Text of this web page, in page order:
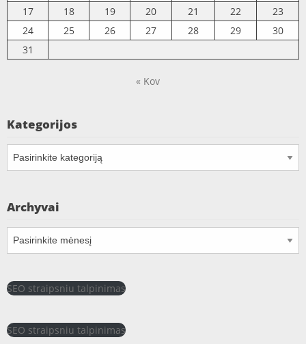
17
18 19 20 21 22
23
24
25 26 27 28 29
30
31
« Kov
Kategorijos
Kategorijos
Archyvai
Archyvai
SEO straipsniu talpinimas
SEO straipsniu talpinimas